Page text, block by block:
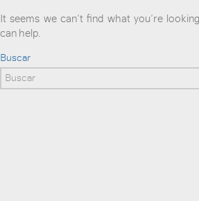
It seems we can’t find what you’re
can help.
Buscar